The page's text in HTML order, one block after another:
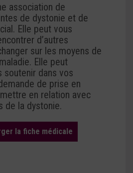
association de
de dystonie et de
Elle peut vous
d’autres
sur les moyens de
Elle peut
soutenir dans vos
de prise en
en relation avec
de la dystonie.
la fiche médicale